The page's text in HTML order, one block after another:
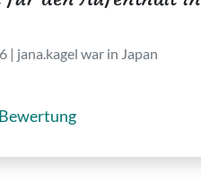
| jana.kagel war in Japan